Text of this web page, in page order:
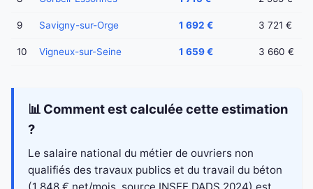
9 Savigny-sur-Orge 1 692 € 3 721 €
10 Vigneux-sur-Seine 1 659 € 3 660 €
📊 Comment est calculée cette estimation
?
Le salaire national du métier de ouvriers non
qualifiés des travaux publics et du travail du béton